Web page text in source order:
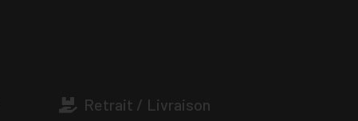
Retrait / Livraison